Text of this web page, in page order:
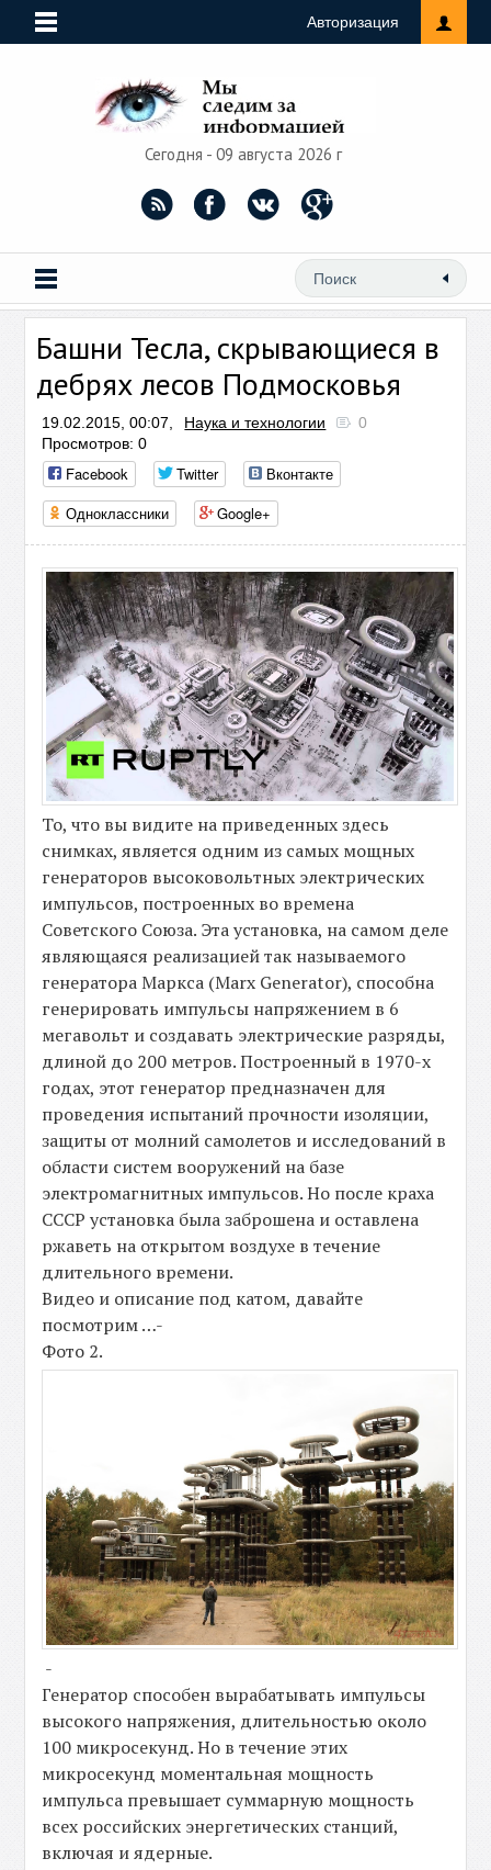
Авторизация
Сегодня - 09 августа 2026 г
Башни Тесла, скрывающиеся в
дебрях лесов Подмосковья
19.02.2015, 00:07, Наука и технологии
0
Просмотров: 0
Facebook Twitter
Вконтакте
Одноклассники
Google+
То, что вы видите на приведенных здесь
снимках, является одним из самых мощных
генераторов высоковольтных электрических
импульсов, построенных во времена
Советского Союза. Эта установка, на самом деле
являющаяся реализацией так называемого
генератора Маркса (Marx Generator), способна
генерировать импульсы напряжением в 6
мегавольт и создавать электрические разряды,
длиной до 200 метров. Построенный в 1970-х
годах, этот генератор предназначен для
проведения испытаний прочности изоляции,
защиты от молний самолетов и исследований в
области систем вооружений на базе
электромагнитных импульсов. Но после краха
СССР установка была заброшена и оставлена
ржаветь на открытом воздухе в течение
длительного времени.
Видео и описание под катом, давайте
посмотрим …-
Фото 2.
-
Генератор способен вырабатывать импульсы
высокого напряжения, длительностью около
100 микросекунд. Но в течение этих
микросекунд моментальная мощность
импульса превышает суммарную мощность
всех российских энергетических станций,
включая и ядерные.